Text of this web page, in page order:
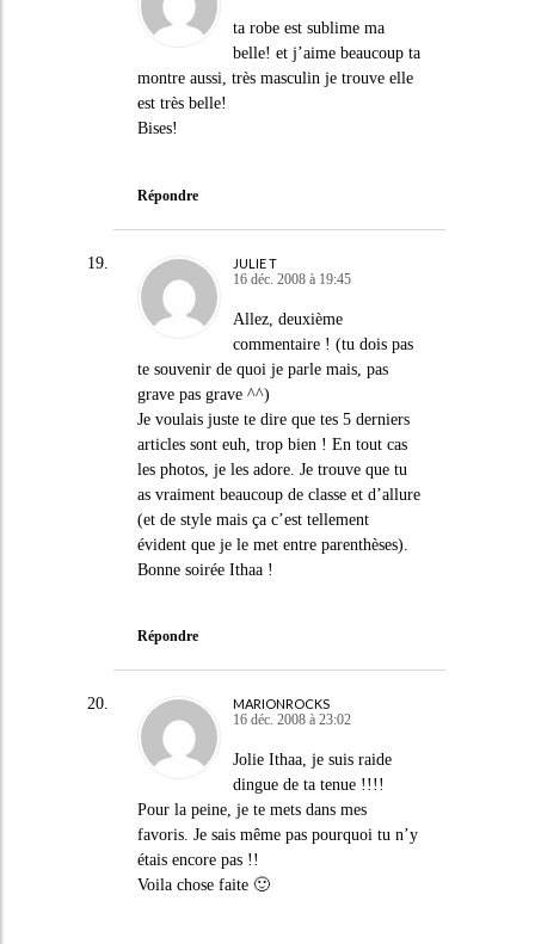
ta robe est sublime ma
belle! et j’aime beaucoup ta
montre aussi, très masculin je trouve elle
est très belle!
Bises!
Répondre
JULIE T
16 déc. 2008 à 19:45
Allez, deuxième
commentaire ! (tu dois pas
te souvenir de quoi je parle mais, pas
grave pas grave ^^)
Je voulais juste te dire que tes 5 derniers
articles sont euh, trop bien ! En tout cas
les photos, je les adore. Je trouve que tu
as vraiment beaucoup de classe et d’allure
(et de style mais ça c’est tellement
évident que je le met entre parenthèses).
Bonne soirée Ithaa !
Répondre
MARIONROCKS
16 déc. 2008 à 23:02
Jolie Ithaa, je suis raide
dingue de ta tenue !!!!
Pour la peine, je te mets dans mes
favoris. Je sais même pas pourquoi tu n’y
étais encore pas !!
Voila chose faite 🙂